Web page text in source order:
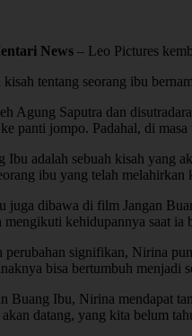
News – Leo Pictures
tentang seorang ibu
Agung Saputra dan
panti jompo. Padahal, di
Ibu adalah sebuah kisah yang
ibu yang telah
juga dibawa di film Jangan
mengikuti kehidupannya saat ia
perubahan signifikan, Nirina
bisa bertumbuh menjadi
Buang Ibu, Nirina mendapat
datang, yang kita belum